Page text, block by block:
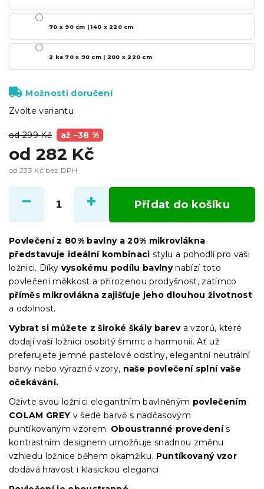
od 299 Kč až –38 %
od 282 Kč
od 233 Kč bez DPH
cena:
Zvolte variantu
70 x 90 cm | 140 x 220 cm
2 ks 70 x 90 cm | 200 x 220 cm
Možnosti doručení
Přidat do košíku
Povlečení z 80% bavlny a 20% mikrovlákna
představuje ideální kombinaci stylu a pohodlí pro vaši
ložnici. Díky vysokému podílu bavlnynabízí toto
povlečení měkkost a přirozenou prodyšnost, zatímco
příměs mikrovlákna zajišťuje jeho dlouhou životnost
a odolnost.
Vybrat si můžete z široké škály bareva vzorů, které
dodají vaší ložnici osobitý šmrnc a harmonii. Ať už
preferujete jemné pastelové odstíny, elegantní neutrální
barvy nebo výrazné vzory, naše povlečení splní vaše
očekávání.
Oživte svou ložnici elegantním bavlněným povlečením
COLAM GREY v šedé barvě s nadčasovým
puntíkovaným vzorem. Oboustranné provedenís
kontrastním designem umožňuje snadnou změnu
vzhledu ložnice během okamžiku. Puntíkovaný vzor
dodává hravost i klasickou eleganci.